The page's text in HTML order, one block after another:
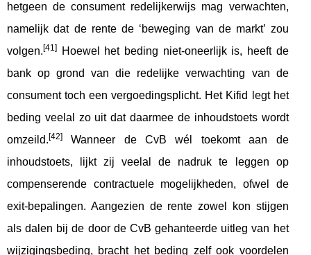
hetgeen de consument redelijkerwijs mag verwachten,
namelijk dat de rente de ‘beweging van de markt’ zou
volgen.[41]
Hoewel het beding niet-oneerlijk is, heeft de
bank op grond van die redelijke verwachting van de
consument toch een vergoedingsplicht. Het Kifid legt het
beding veelal zo uit dat daarmee de inhoudstoets wordt
omzeild.[42]
Wanneer de CvB wél toekomt aan de
inhoudstoets, lijkt zij veelal de nadruk te leggen op
compenserende contractuele mogelijkheden, ofwel de
exit-bepalingen. Aangezien de rente zowel kon stijgen
als dalen bij de door de CvB gehanteerde uitleg van het
wijzigingsbeding, bracht het beding zelf ook voordelen